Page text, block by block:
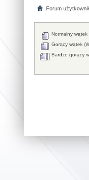
Forum
Normalny wątek
Gorący wątek
Bardzo gorący